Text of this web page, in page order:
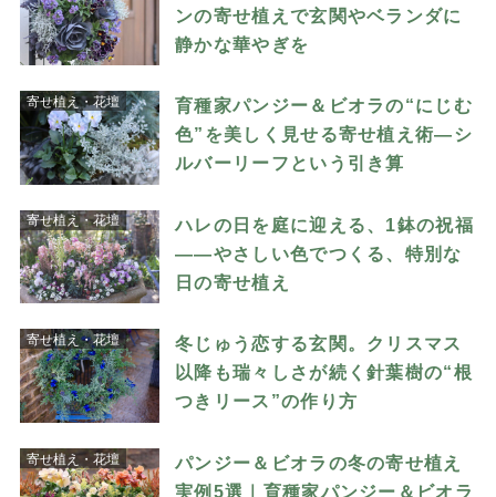
ンの寄せ植えで玄関やベランダに
静かな華やぎを
寄せ植え・花壇
育種家パンジー＆ビオラの“にじむ
色”を美しく見せる寄せ植え術―シ
ルバーリーフという引き算
寄せ植え・花壇
ハレの日を庭に迎える、1鉢の祝福
――やさしい色でつくる、特別な
日の寄せ植え
寄せ植え・花壇
冬じゅう恋する玄関。クリスマス
以降も瑞々しさが続く針葉樹の“根
つきリース”の作り方
寄せ植え・花壇
パンジー＆ビオラの冬の寄せ植え
実例5選｜育種家パンジー＆ビオラ